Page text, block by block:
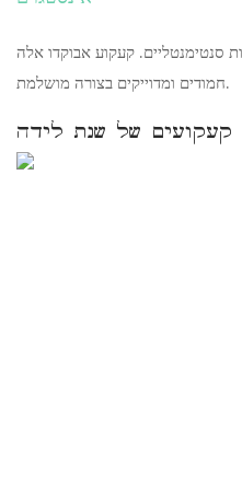
סנטימנטליים. קעקוע אבוקדו אלה
חמודים ומדוייקים בצורה מושלמת.
קעקועים של שנת לידה